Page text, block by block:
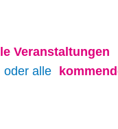
Veranstaltungen
oder alle